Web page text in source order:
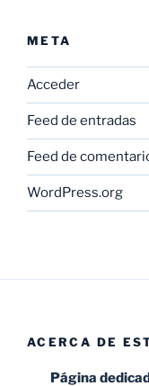
META
Acceder
Feed de entradas
Feed de
WordPress.org
ACERCA DE
Página